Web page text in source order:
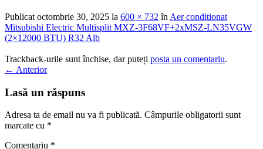
Publicat octombrie 30, 2025 la 600 × 732 în Aer conditionat
Mitsubishi Electric Multisplit MXZ-3F68VF+2xMSZ-LN35VGW
(2×12000 BTU) R32 Alb
Trackback-urile sunt închise, dar puteți posta un comentariu.
← Anterior
Lasă un răspuns
Adresa ta de email nu va fi publicată. Câmpurile obligatorii sunt
marcate cu *
Comentariu *